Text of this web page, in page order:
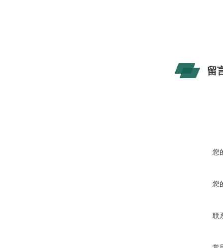
留
您
您
联